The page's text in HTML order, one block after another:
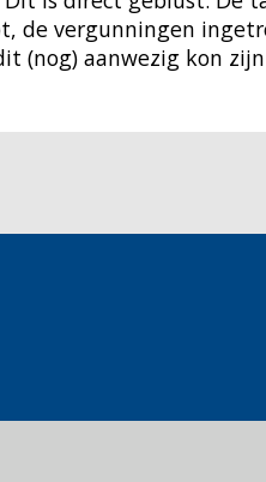
de vergunningen
(nog) aanwezig kon